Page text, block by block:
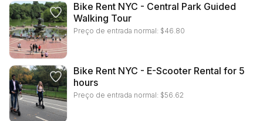
Bike Rent NYC - Central Park Guided
Walking Tour
Preço de entrada normal: $46.80
Bike Rent NYC - E-Scooter Rental for 5
hours
Preço de entrada normal: $56.62